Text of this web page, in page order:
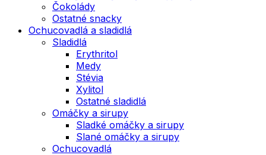
Čokolády
Ostatné snacky
Ochucovadlá a sladidlá
Sladidlá
Erythritol
Medy
Stévia
Xylitol
Ostatné sladidlá
Omáčky a sirupy
Sladké omáčky a sirupy
Slané omáčky a sirupy
Ochucovadlá